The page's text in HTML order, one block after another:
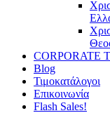
CORPORATE
Blog
Τιμοκατάλογοι
Επικοινωνία
Flash Sales!